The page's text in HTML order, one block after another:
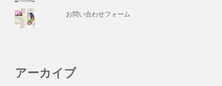
お問い合わせフォーム
アーカイブ